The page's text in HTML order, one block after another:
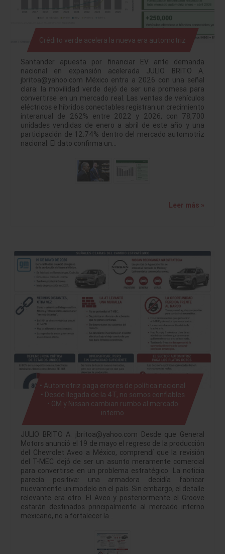
Crédito verde acelera la nueva era automotriz
Santander apuesta por financiar EV ante demanda
nacional en expansión acelerada JULIO BRITO A.
jbritoa@yahoo.com México entra a 2026 con una señal
clara: la movilidad verde dejó de ser una promesa para
convertirse en un mercado real. Las ventas de vehículos
eléctricos e híbridos conectables registran un crecimiento
interanual de 262% entre 2022 y 2026, con 78,700
unidades vendidas de enero a abril de este año y una
participación de 12.74% dentro del mercado automotriz
nacional. El dato confirma un…
Leer más »
• Automotriz paga errores de política nacional
• Desde llegada de la 4T, no somos confiables
• GM y Nissan cambian rumbo al mercado
interno
JULIO BRITO A. jbritoa@yahoo.com Desde que General
Motors anunció el 19 de mayo el regreso de la producción
del Chevrolet Aveo a México, comprendí que la revisión
del T-MEC dejó de ser un asunto meramente comercial
para convertirse en un problema estratégico. La noticia
parecía positiva: una armadora decidía fabricar
nuevamente un modelo en el país. Sin embargo, el detalle
relevante era otro. El Aveo y posteriormente el Groove
estarán destinados principalmente al mercado interno
mexicano, no a fortalecer la…